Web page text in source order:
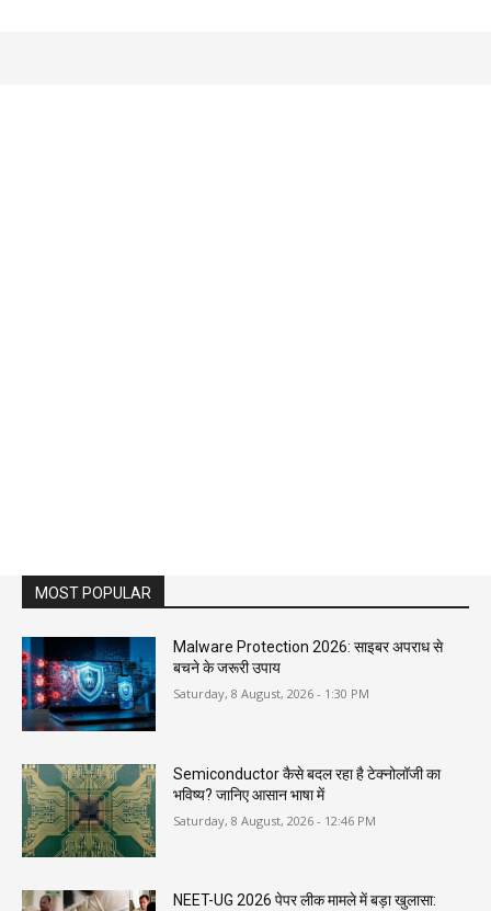
MOST POPULAR
Malware Protection 2026: साइबर अपराध से
बचने के जरूरी उपाय
Saturday, 8 August, 2026 - 1:30 PM
Semiconductor कैसे बदल रहा है टेक्नोलॉजी का
भविष्य? जानिए आसान भाषा में
Saturday, 8 August, 2026 - 12:46 PM
NEET-UG 2026 पेपर लीक मामले में बड़ा खुलासा: